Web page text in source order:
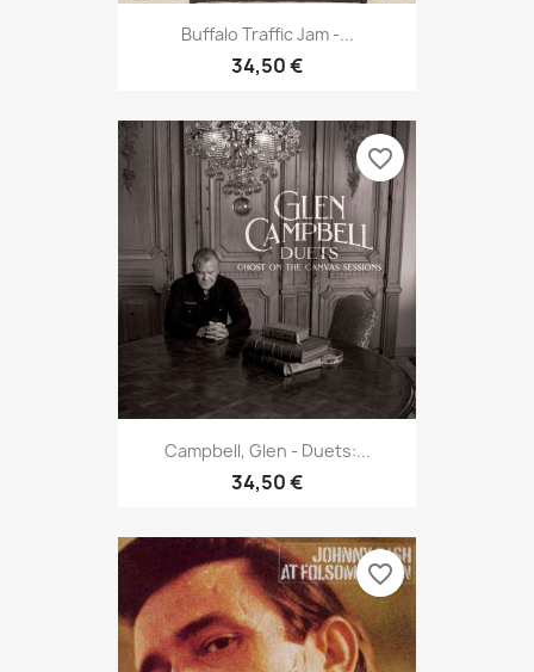
Buffalo Traffic Jam -...
34,50 €
Campbell, Glen - Duets:...
34,50 €
favorite_border
favorite_border